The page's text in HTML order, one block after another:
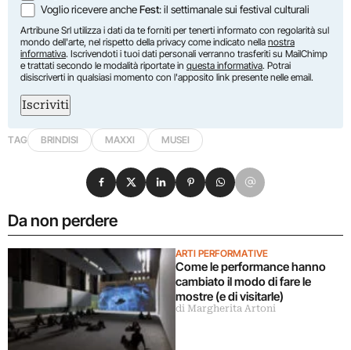
Voglio ricevere ancheFest: il settimanale sui festival culturali
Artribune Srl utilizza i dati da te forniti per tenerti informato con regolarità sul
mondo dell'arte, nel rispetto della privacy come indicato nella nostra
informativa. Iscrivendoti i tuoi dati personali verranno trasferiti su MailChimp
e trattati secondo le modalità riportate in questa informativa. Potrai
disiscriverti in qualsiasi momento con l'apposito link presente nelle email.
Iscriviti
TAG BRINDISI MAXXI MUSEI
Da non perdere
ARTI PERFORMATIVE
Come le performance hanno
cambiato il modo di fare le
mostre (e di visitarle)
di Margherita Artoni
Condividi su Facebook
Condividi su X
Condividi su LinkedIn
Condividi su Pinterest
Condividi su WhatsApp
Condividi su Email